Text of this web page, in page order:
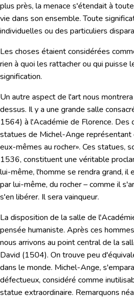
plus près, la menace s'étendait à
vie dans son ensemble.Toute
individuelles ou des particuliers
Les choses étaient considérées
rien à quoi les rattacher ou qui puisse
signification.
Un autre aspect de l'art nous
dessus. Il y a une grande salle
1564) à l'Académie de Florence. Des
statues de Michel-Ange représentant
eux-mêmes au rocher». Ces statues,
1536, constituent une véritable
lui-même, l'homme se rendra grand, il
par lui-même, du rocher – comme il
s'en libérer. Il sera vainqueur.
La disposition de la salle de
pensée humaniste. Après ces
nous arrivons au point central de la
David (1504). On trouve peu
dans le monde. Michel-Ange,
défectueux, considéré comme
statue extraordinaire. Remarquons